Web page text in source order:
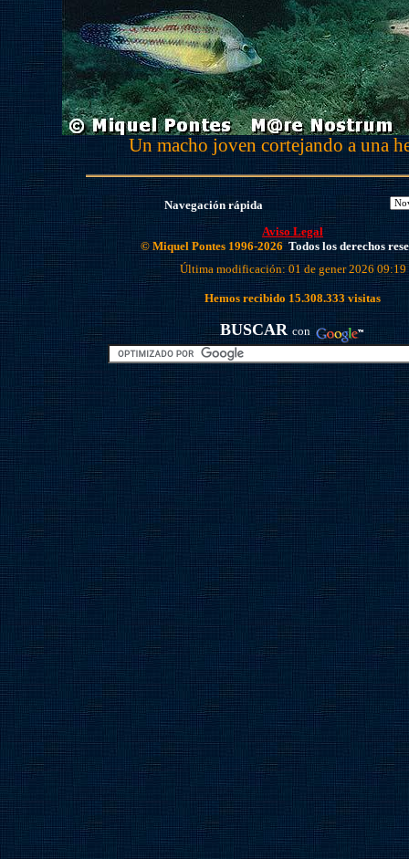
Un macho joven cortejando a una
Navegación rápida
Aviso Legal
© Miquel Pontes 1996-2026 Todos los derechos
Última modificación: 01 de gener 2026 09:19
Hemos recibido 15.308.333 visitas
BUSCAR con